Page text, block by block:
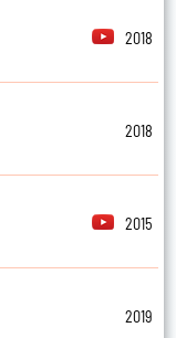
2018
2018
2015
2019